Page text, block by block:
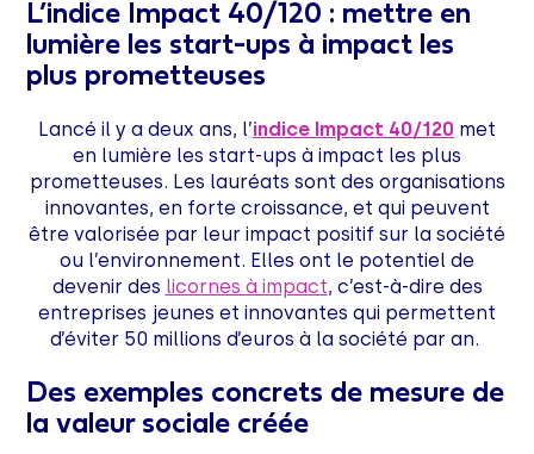
L’indice Impact 40/120 : mettre en
lumière les start-ups à impact les
plus prometteuses
Lancé il y a deux ans, l’indice Impact 40/120 met
en lumière les start-ups à impact les plus
prometteuses. Les lauréats sont des organisations
innovantes, en forte croissance, et qui peuvent
être valorisée par leur impact positif sur la société
ou l’environnement. Elles ont le potentiel de
devenir des licornes à impact, c’est-à-dire des
entreprises jeunes et innovantes qui permettent
d’éviter 50 millions d’euros à la société par an.
Des exemples concrets de mesure de
la valeur sociale créée